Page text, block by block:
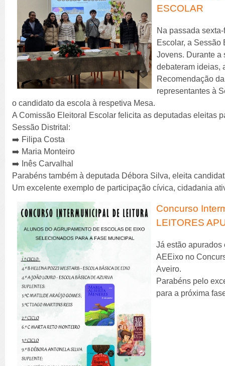
ESCOLAR
Na passada
Escolar, a Sessão
Jovens. Durante a
debateram ideias,
Recomendação
representantes à
o candidato da escola à respetiva Mesa.
A Comissão Eleitoral Escolar felicita as deputadas eleitas
Sessão Distrital:
➡️ Filipa Costa
➡️ Maria Monteiro
➡️ Inês Carvalhal
Parabéns também à deputada Débora Silva, eleita
Um excelente exemplo de participação cívica, cidadania
Concurso
LEITORES
Já estão apurados
AEEixo no
Aveiro.
Parabéns pelo
para a próxima